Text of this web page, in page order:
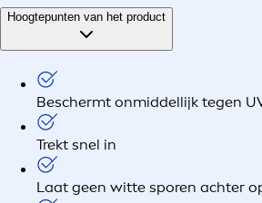
Hoogtepunten van het product
Beschermt onmiddellijk tegen
Trekt snel in
Laat geen witte sporen achter